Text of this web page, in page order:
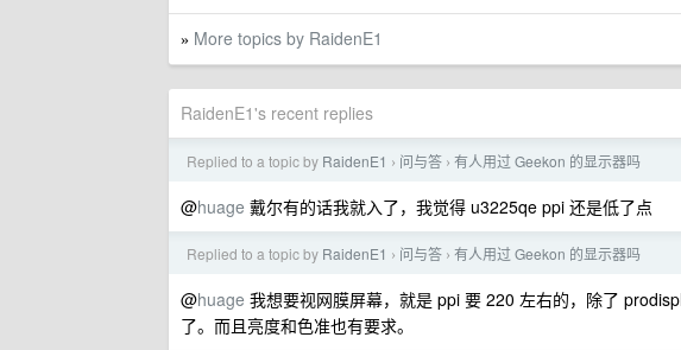
» More topics by RaidenE1
RaidenE1's recent replies
Replied to a topic by RaidenE1 › 问与答 › 有人用过 Geekon 的显示器吗
@huage 戴尔有的话我就入了，我觉得 u3225qe ppi 还是低了点
Replied to a topic by RaidenE1 › 问与答 › 有人用过 Geekon 的显示器吗
@huage 我想要视网膜屏幕，就是 ppi 要 220 左右的，除了
了。而且亮度和色准也有要求。